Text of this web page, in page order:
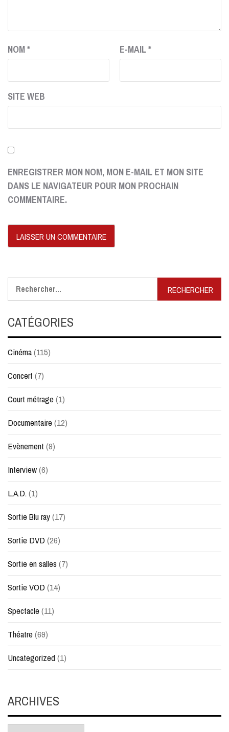
NOM* E-MAIL*
SITE WEB
ENREGISTRER MON NOM, MON E-MAIL ET MON SITE
DANS LE NAVIGATEUR POUR MON PROCHAIN
COMMENTAIRE.
Rechercher :
CATÉGORIES
Cinéma(115)
Concert (7)
Court métrage(1)
Documentaire(12)
Evènement (9)
Interview(6)
L.A.D.(1)
Sortie Blu ray(17)
Sortie DVD(26)
Sortie en salles(7)
Sortie VOD(14)
Spectacle(11)
Théatre(69)
Uncategorized(1)
ARCHIVES